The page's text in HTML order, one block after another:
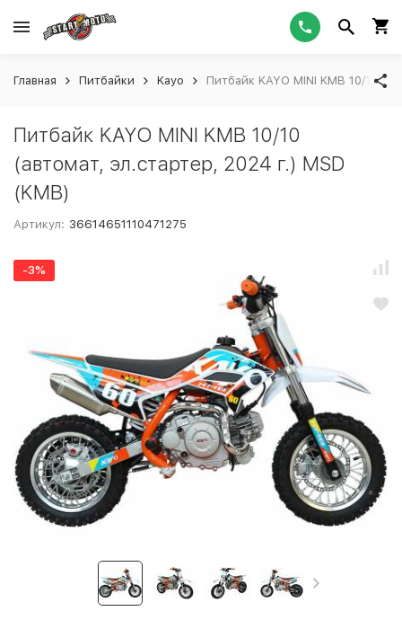
Главная Питбайки Kayo Питбайк KAYO MINI KMB 10/10
Питбайк KAYO MINI KMB 10/10
(автомат, эл.стартер, 2024 г.) MSD
(KMB)
Артикул: 36614651110471275
-3%